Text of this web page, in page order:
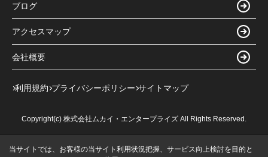
ブログ
アクセスマップ
会社概要
利用規約 プライバシーポリシー サイトマップ
Copyright(c) 株式会社ムカイ・エンタープライズ All Rights Reserved.
当サイトでは、お客様の当サイト利用状況把握、サービス向上検討を目的と